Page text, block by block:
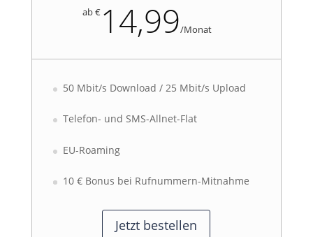
ab € 14,99/Monat
50 Mbit/s Download / 25 Mbit/s Upload
Telefon- und SMS-Allnet-Flat
EU-Roaming
10 € Bonus bei Rufnummern-Mitnahme
Jetzt bestellen